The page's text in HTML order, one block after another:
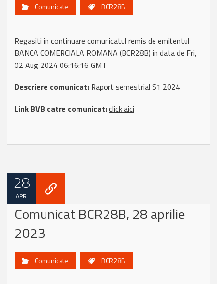
Comunicate BCR28B
Regasiti in continuare comunicatul remis de emitentul
BANCA COMERCIALA ROMANA (BCR28B) in data de Fri,
02 Aug 2024 06:16:16 GMT
Descriere comunicat: Raport semestrial S1 2024
Link BVB catre comunicat:click aici
28
APR.
Comunicat BCR28B, 28 aprilie
2023
Comunicate BCR28B